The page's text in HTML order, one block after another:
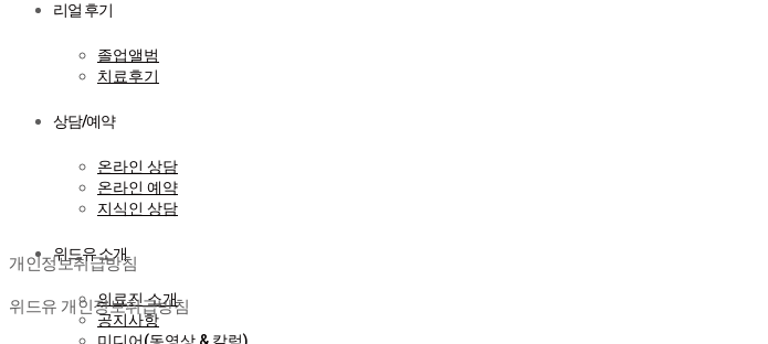
리얼 후기
졸업앨범
치료후기
상담/예약
온라인 상담
온라인 예약
지식인 상담
위드유 소개
의료진 소개
공지사항
개인정보취급방침
개인정보취급방침
위드유 개인정보취급방침